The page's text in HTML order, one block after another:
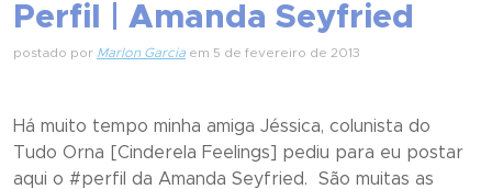
News
Quem Somos
Nossa História
Perfil | Amanda Seyfried
postado por Marlon Garcia em 5 de fevereiro de 2013
Há muito tempo minha amiga Jéssica, colunista do
Tudo Orna [Cinderela Feelings] pediu para eu postar
aqui o #perfil da Amanda Seyfried. São muitas as